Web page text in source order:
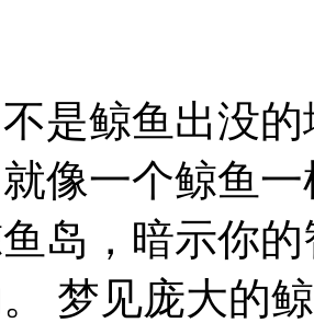
是鲸鱼出没
像一个鲸鱼
岛，暗示你
梦见庞大的